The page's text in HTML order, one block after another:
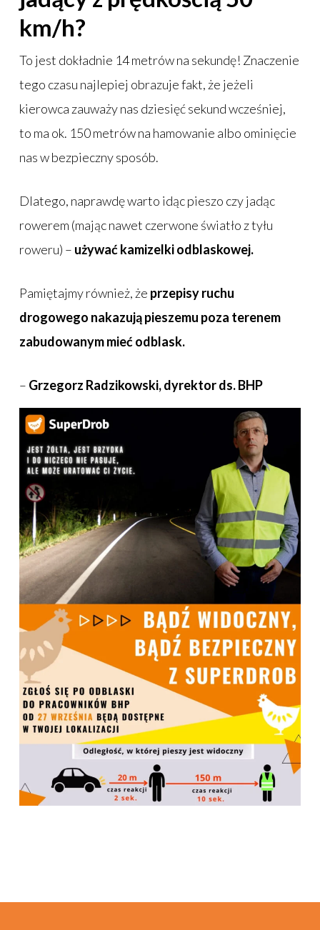
km/h?
To jest dokładnie 14 metrów na sekundę! Znaczenie
tego czasu najlepiej obrazuje fakt, że jeżeli
kierowca zauważy nas dziesięć sekund wcześniej,
to ma ok. 150 metrów na hamowanie albo ominięcie
nas w bezpieczny sposób.
Dlatego, naprawdę warto idąc pieszo czy jadąc
rowerem (mając nawet czerwone światło z tyłu
roweru) – używać kamizelki odblaskowej.
Pamiętajmy również, że przepisy ruchu
drogowego nakazują pieszemu poza terenem
zabudowanym mieć odblask.
– Grzegorz Radzikowski, dyrektor ds. BHP